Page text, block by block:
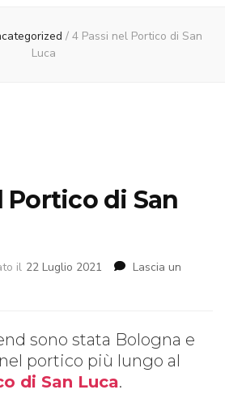
/ 4 Passi nel Portico di San
Luca
Portico di San
il 22 Luglio 2021
Lascia un
sono stata Bologna e
portico più lungo al
di San Luca.